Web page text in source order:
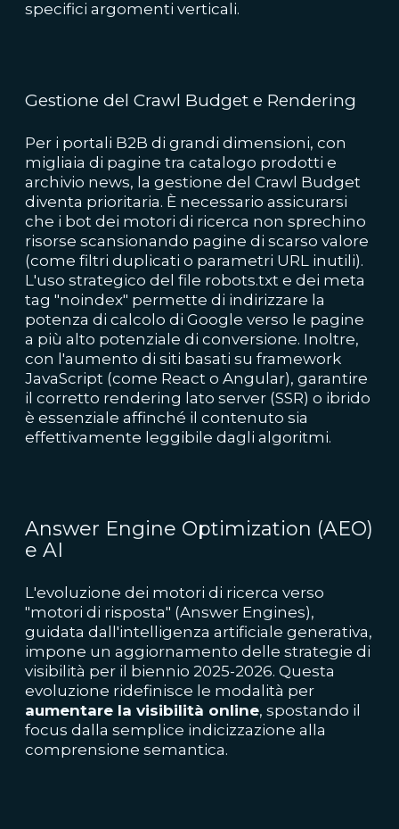
specifici argomenti verticali.
Gestione del Crawl Budget e Rendering
Per i portali B2B di grandi dimensioni, con
migliaia di pagine tra catalogo prodotti e
archivio news, la gestione del Crawl Budget
diventa prioritaria. È necessario assicurarsi
che i bot dei motori di ricerca non sprechino
risorse scansionando pagine di scarso valore
(come filtri duplicati o parametri URL inutili).
L'uso strategico del file robots.txt e dei meta
tag "noindex" permette di indirizzare la
potenza di calcolo di Google verso le pagine
a più alto potenziale di conversione. Inoltre,
con l'aumento di siti basati su framework
JavaScript (come React o Angular), garantire
il corretto rendering lato server (SSR) o ibrido
è essenziale affinché il contenuto sia
effettivamente leggibile dagli algoritmi.
Answer Engine Optimization (AEO)
e AI
L'evoluzione dei motori di ricerca verso
"motori di risposta" (Answer Engines),
guidata dall'intelligenza artificiale generativa,
impone un aggiornamento delle strategie di
visibilità per il biennio 2025-2026. Questa
evoluzione ridefinisce le modalità per
aumentare la visibilità online, spostando il
focus dalla semplice indicizzazione alla
comprensione semantica.